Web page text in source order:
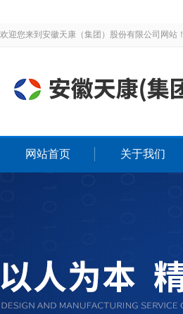
欢迎您来到安徽天康（集团）股份有限公司网站！
网站首页 关于我们